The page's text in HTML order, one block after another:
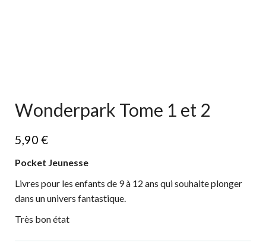
Wonderpark Tome 1 et 2
5,90 €
Pocket Jeunesse
Livres pour les enfants de 9 à 12 ans qui souhaite plonger
dans un univers fantastique.
Très bon état